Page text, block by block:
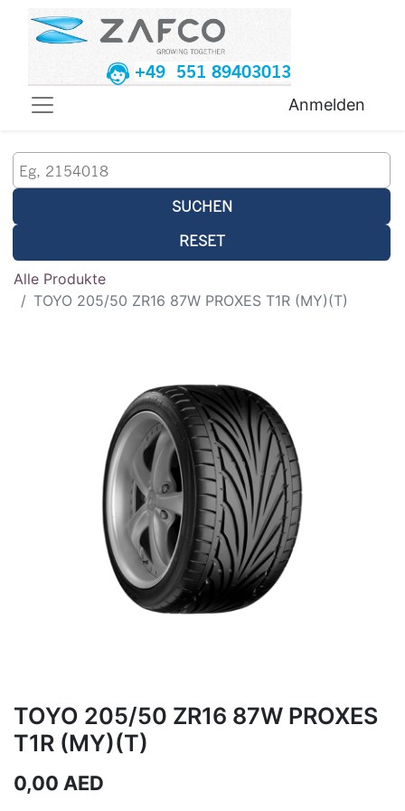
+49 551 89403013
Anmelden
SUCHEN
RESET
Alle Produkte
TOYO 205/50 ZR16 87W PROXES T1R (MY)(T)
TOYO 205/50 ZR16 87W PROXES
T1R (MY)(T)
0,00 AED